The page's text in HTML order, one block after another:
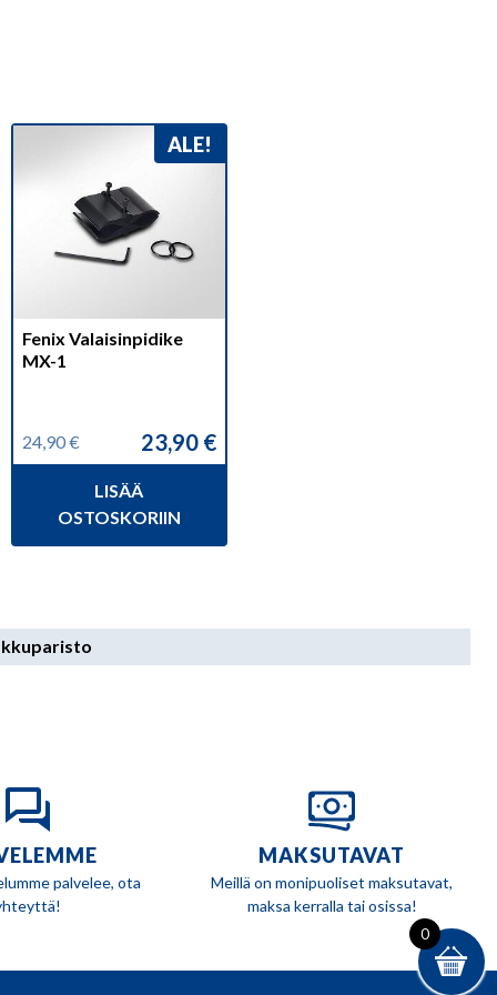
ALE!
Fenix Valaisinpidike
MX-1
24,90€
Alkuperäinen
24,90 €.
23,90 €
Nykyinen
23,90 €.
LISÄÄ
OSTOSKORIIN
palvelee, ota
MAKSUTAVAT
Meillä on monipuoliset maksutavat,
maksa kerralla tai osissa!
0